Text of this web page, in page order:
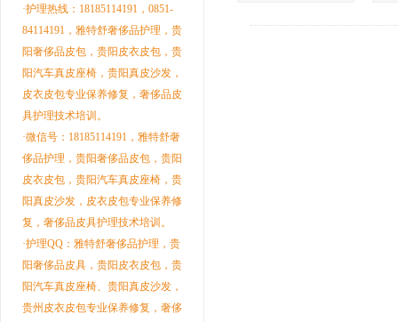
·护理热线：18185114191，0851-
84114191，雅特舒奢侈品护理，贵
阳奢侈品皮包，贵阳皮衣皮包，贵
阳汽车真皮座椅，贵阳真皮沙发，
皮衣皮包专业保养修复，奢侈品皮
具护理技术培训。
·微信号：18185114191，雅特舒奢
侈品护理，贵阳奢侈品皮包，贵阳
皮衣皮包，贵阳汽车真皮座椅，贵
阳真皮沙发，皮衣皮包专业保养修
复，奢侈品皮具护理技术培训。
·护理QQ：雅特舒奢侈品护理，贵
阳奢侈品皮具，贵阳皮衣皮包，贵
阳汽车真皮座椅、贵阳真皮沙发，
贵州皮衣皮包专业保养修复，奢侈